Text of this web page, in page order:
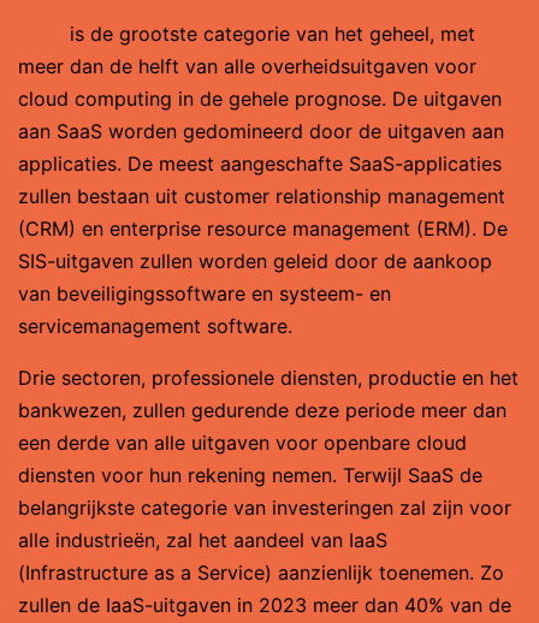
is de grootste categorie van het geheel, met
meer dan de helft van alle overheidsuitgaven voor
cloud computing in de gehele prognose. De uitgaven
aan SaaS worden gedomineerd door de uitgaven aan
applicaties. De meest aangeschafte SaaS-applicaties
zullen bestaan uit customer relationship management
(CRM) en enterprise resource management (ERM). De
SIS-uitgaven zullen worden geleid door de aankoop
van beveiligingssoftware en systeem- en
servicemanagement software.
Drie sectoren, professionele diensten, productie en het
bankwezen, zullen gedurende deze periode meer dan
een derde van alle uitgaven voor openbare cloud
diensten voor hun rekening nemen. Terwijl SaaS de
belangrijkste categorie van investeringen zal zijn voor
alle industrieën, zal het aandeel van IaaS
(Infrastructure as a Service) aanzienlijk toenemen. Zo
zullen de IaaS-uitgaven in 2023 meer dan 40% van de